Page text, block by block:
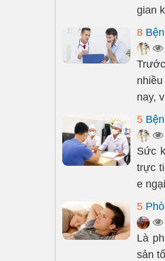
gian
8
nay,
5
Sức
trực
e
5
Là
sản